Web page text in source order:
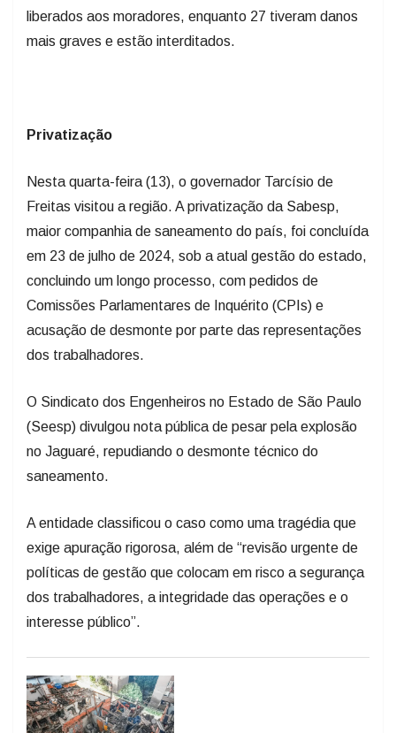
liberados aos moradores, enquanto 27 tiveram danos
mais graves e estão interditados.
Privatização
Nesta quarta-feira (13), o governador Tarcísio de
Freitas visitou a região. A privatização da Sabesp,
maior companhia de saneamento do país, foi concluída
em 23 de julho de 2024, sob a atual gestão do estado,
concluindo um longo processo, com pedidos de
Comissões Parlamentares de Inquérito (CPIs) e
acusação de desmonte por parte das representações
dos trabalhadores.
O Sindicato dos Engenheiros no Estado de São Paulo
(Seesp) divulgou nota pública de pesar pela explosão
no Jaguaré, repudiando o desmonte técnico do
saneamento.
A entidade classificou o caso como uma tragédia que
exige apuração rigorosa, além de “revisão urgente de
políticas de gestão que colocam em risco a segurança
dos trabalhadores, a integridade das operações e o
interesse público”.